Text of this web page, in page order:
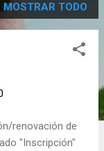
MOSTRAR TODO
renovación de
"Inscripción"